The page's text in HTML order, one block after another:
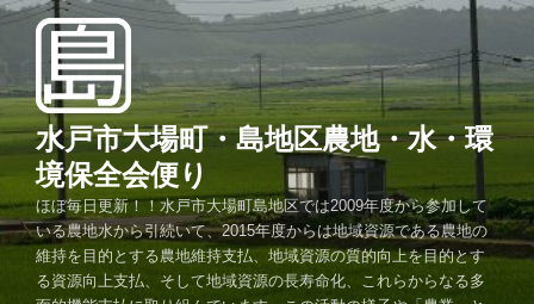
コ
ン
ツ
キ
ッ
水戸市大場町・島地区農地・水・環
境保全会便り
ほぼ毎日更新！！水戸市大場町島地区では2009年度から参加して
いる農地水から引続いて、2015年度からは地域資源である農地の
維持を目的とする農地維持支払、地域資源の質的向上を目的とす
る資源向上支払、そして地域資源の長寿命化、これらからなる多